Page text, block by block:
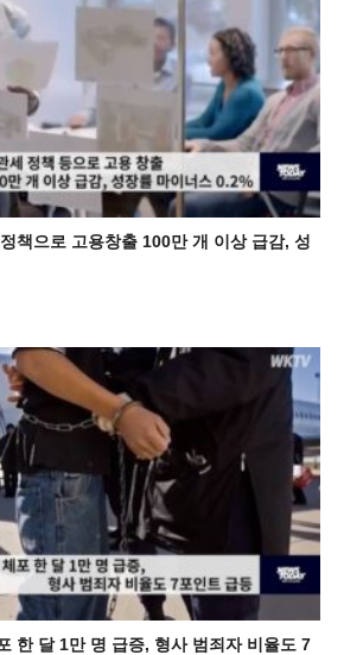
책으로 고용창출 100만 개 이상 급감, 성
한 달 1만 명 급증, 형사 범죄자 비율도 7